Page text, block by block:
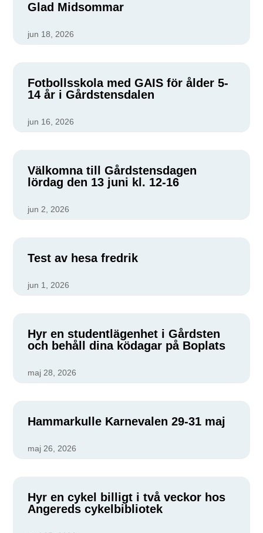
Glad Midsommar
jun 18, 2026
Fotbollsskola med GAIS för ålder 5-
14 år i Gårdstensdalen
jun 16, 2026
Välkomna till Gårdstensdagen
lördag den 13 juni kl. 12-16
jun 2, 2026
Test av hesa fredrik
jun 1, 2026
Hyr en studentlägenhet i Gårdsten
och behåll dina ködagar på Boplats
maj 28, 2026
Hammarkulle Karnevalen 29-31 maj
maj 26, 2026
Hyr en cykel billigt i två veckor hos
Angereds cykelbibliotek